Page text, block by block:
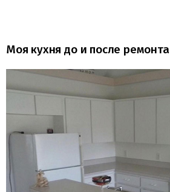
Моя кухня до и после ремонта